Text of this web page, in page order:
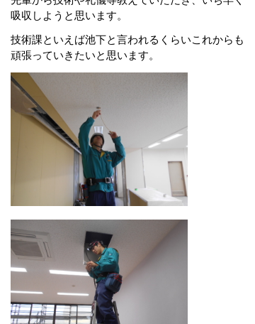
吸収しようと思います。
技術課といえば池下と言われるくらいこれからも
頑張っていきたいと思います。